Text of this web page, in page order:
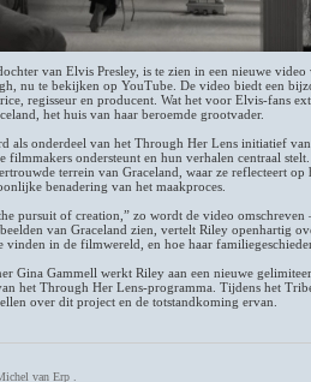
van Elvis Presley, is te zien in een nieuwe video
nu te bekijken op YouTube. De video biedt een
regisseur en producent. Wat het voor Elvis-fans
het huis van haar beroemde grootvader.
als onderdeel van het Through Her Lens initiatief
filmmakers ondersteunt en hun verhalen centraal
terrein van Graceland, waar ze reflecteert op
benadering van het maakproces.
pursuit of creation,” zo wordt de video omschreven
van Graceland zien, vertelt Riley openhartig
vinden in de filmwereld, en hoe haar
Gina Gammell werkt Riley aan een nieuwe
het Through Her Lens-programma. Tijdens het
over dit project en de totstandkoming ervan.
van Erp .